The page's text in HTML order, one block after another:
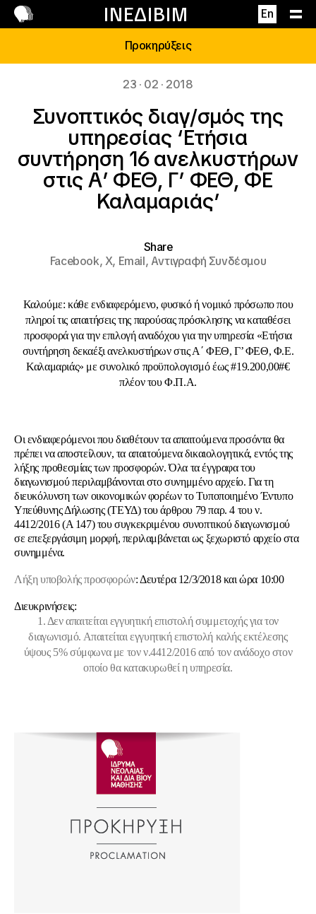
ΙΝΕΔΙΒΙΜ En
Επικοινωνία
Προκηρύξεις
23 · 02 · 2018
Συνοπτικός διαγ/σμός της
υπηρεσίας ‘Ετήσια
συντήρηση 16 ανελκυστήρων
στις Α’ ΦΕΘ, Γ’ ΦΕΘ, ΦΕ
Καλαμαριάς’
Share
Facebook,X, Email,Αντιγραφή Συνδέσμου
Καλούμε: κάθε ενδιαφερόμενο, φυσικό ή νομικό πρόσωπο που
πληροί τις απαιτήσεις της παρούσας πρόσκλησης να καταθέσει
προσφορά για την επιλογή αναδόχου για την υπηρεσία «Ετήσια
συντήρηση δεκαέξι ανελκυστήρων στις Α΄ ΦΕΘ, Γ’ ΦΕΘ, Φ.Ε.
Καλαμαριάς» με συνολικό προϋπολογισμό έως #19.200,00#€
πλέον του Φ.Π.Α.
Οι ενδιαφερόμενοι που διαθέτουν τα απαιτούμενα προσόντα θα
πρέπει να αποστείλουν, τα απαιτούμενα δικαιολογητικά, εντός της
λήξης προθεσμίας των προσφορών. Όλα τα έγγραφα του
διαγωνισμού περιλαμβάνονται στο συνημμένο αρχείο. Για τη
διευκόλυνση των οικονομικών φορέων το Τυποποιημένο Έντυπο
Υπεύθυνης Δήλωσης (ΤΕΥΔ) του άρθρου 79 παρ. 4 του ν.
4412/2016 (Α 147) του συγκεκριμένου συνοπτικού διαγωνισμού
σε επεξεργάσιμη μορφή, περιλαμβάνεται ως ξεχωριστό αρχείο στα
συνημμένα.
Λήξη υποβολής προσφορών: Δευτέρα 12/3/2018 και ώρα 10:00
Διευκρινήσεις:
1. Δεν απαιτείται εγγυητική επιστολή συμμετοχής για τον
διαγωνισμό. Απαιτείται εγγυητική επιστολή καλής εκτέλεσης
ύψους 5% σύμφωνα με τον ν.4412/2016 από τον ανάδοχο στον
οποίο θα κατακυρωθεί η υπηρεσία.